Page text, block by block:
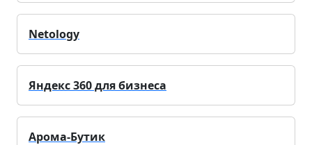
Netology
Яндекс 360 для бизнеса
Арома-Бутик